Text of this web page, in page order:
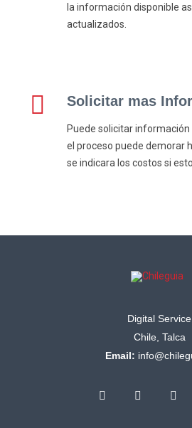
la información disponible
actualizados.
Solicitar mas
Puede solicitar información
el proceso puede demorar
se indicara los costos si
Digital Service
Chile, Talca
Email: